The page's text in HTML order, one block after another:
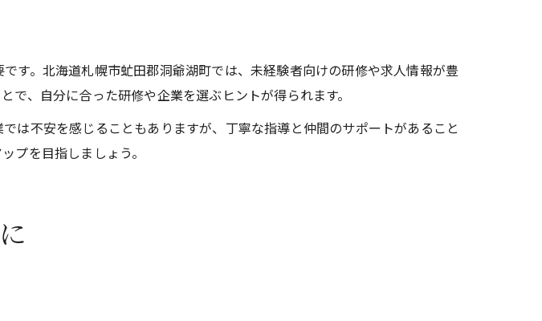
す。北海道札幌市虻田郡洞爺湖町では、未経験者向けの研修や求人情報が豊
、自分に合った研修や企業を選ぶヒントが得られます。
は不安を感じることもありますが、丁寧な指導と仲間のサポートがあること
プを目指しましょう。